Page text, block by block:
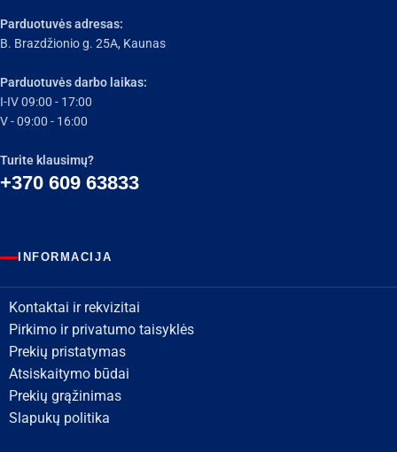
Parduotuvės adresas:
B. Brazdžionio g. 25A, Kaunas
Parduotuvės darbo laikas:
I-IV 09:00 - 17:00
V - 09:00 - 16:00
Turite klausimų?
+370 609 63833
INFORMACIJA
Kontaktai ir rekvizitai
Pirkimo ir privatumo taisyklės
Prekių pristatymas
Atsiskaitymo būdai
Prekių grąžinimas
Slapukų politika